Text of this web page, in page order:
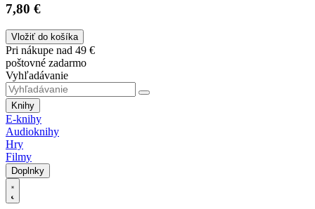
7,80 €
Vložiť do košíka
Pri nákupe nad 49 €
poštovné zadarmo
Vyhľadávanie
Knihy
E-knihy
Audioknihy
Hry
Filmy
Doplnky